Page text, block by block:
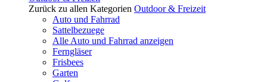
Zurück zu allen Kategorien Outdoor & Freizeit
Auto und Fahrrad
Sattelbezuege
Alle Auto und Fahrrad anzeigen
Ferngläser
Frisbees
Garten